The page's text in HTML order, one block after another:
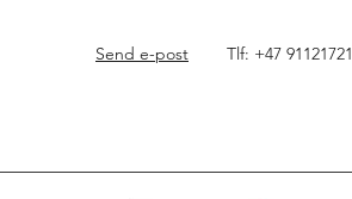
Send e-post Tlf: +47 91121721